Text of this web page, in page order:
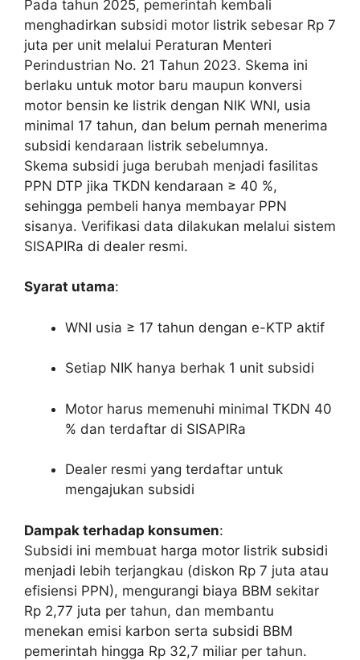
Pada tahun 2025, pemerintah kembali
menghadirkan subsidi motor listrik sebesar Rp 7
juta per unit melalui Peraturan Menteri
Perindustrian No. 21 Tahun 2023. Skema ini
berlaku untuk motor baru maupun konversi
motor bensin ke listrik dengan NIK WNI, usia
minimal 17 tahun, dan belum pernah menerima
subsidi kendaraan listrik sebelumnya.
Skema subsidi juga berubah menjadi fasilitas
PPN DTP jika TKDN kendaraan ≥ 40 %,
sehingga pembeli hanya membayar PPN
sisanya. Verifikasi data dilakukan melalui sistem
SISAPIRa di dealer resmi.
Syarat utama:
WNI usia ≥ 17 tahun dengan e-KTP aktif
Setiap NIK hanya berhak 1 unit subsidi
Motor harus memenuhi minimal TKDN 40
% dan terdaftar di SISAPIRa
Dealer resmi yang terdaftar untuk
mengajukan subsidi
Dampak terhadap konsumen:
Subsidi ini membuat harga motor listrik subsidi
menjadi lebih terjangkau (diskon Rp 7 juta atau
efisiensi PPN), mengurangi biaya BBM sekitar
Rp 2,77 juta per tahun, dan membantu
menekan emisi karbon serta subsidi BBM
pemerintah hingga Rp 32,7 miliar per tahun.